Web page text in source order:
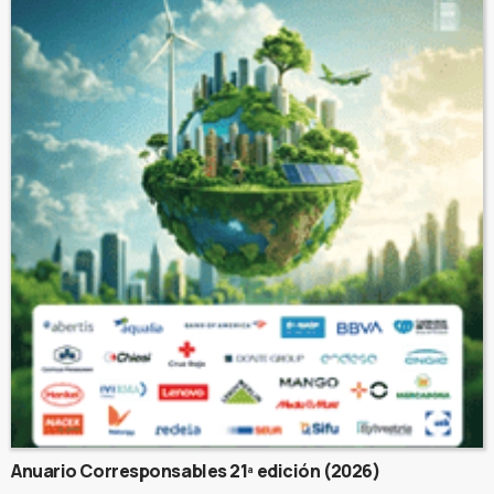
Anuario Corresponsables 21ª edición (2026)